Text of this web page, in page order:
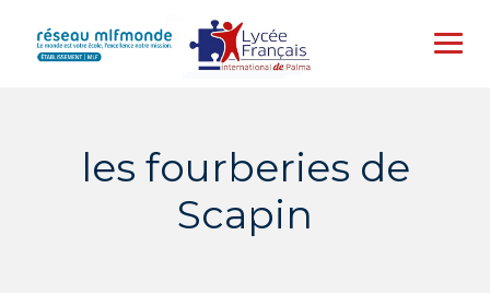
content
les fourberies de
Scapin